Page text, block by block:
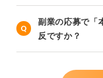
副業の応募で「
反ですか？